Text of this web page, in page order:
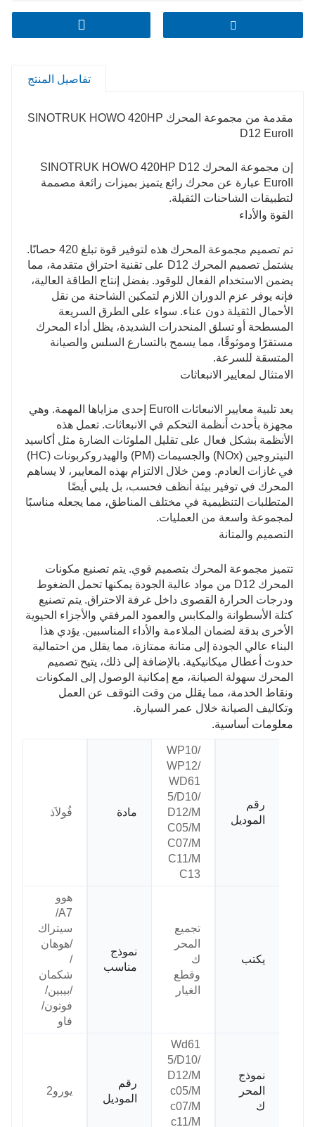
يقلل من التلوث البيئي، مما يجعله خيارًا صديقًا للبيئة مع
عالية الجودة، تتمتع مجموعة المحرك هذه بموثوقية ومتانة
العمل أثناء استخدام السيارة على المدى الطويل.
تفاصيل المنتج
مقدمة من مجموعة المحرك SINOTRUK HOWO 420HP
D12 EuroII
إن مجموعة المحرك SINOTRUK HOWO 420HP D12
EuroII عبارة عن محرك رائع يتميز بميزات رائعة مصممة
لتطبيقات الشاحنات الثقيلة.
القوة والأداء
تم تصميم مجموعة المحرك هذه لتوفير قوة تبلغ 420 حصانًا.
يشتمل تصميم المحرك D12 على تقنية احتراق متقدمة، مما
يضمن الاستخدام الفعال للوقود. بفضل إنتاج الطاقة العالية،
فإنه يوفر عزم الدوران اللازم لتمكين الشاحنة من نقل
الأحمال الثقيلة دون عناء. سواء على الطرق السريعة
المسطحة أو تسلق المنحدرات الشديدة، يظل أداء المحرك
مستقرًا وموثوقًا، مما يسمح بالتسارع السلس والصيانة
المتسقة للسرعة.
الامتثال لمعايير الانبعاثات
يعد تلبية معايير الانبعاثات EuroII إحدى مزاياها المهمة. وهي
مجهزة بأحدث أنظمة التحكم في الانبعاثات. تعمل هذه
الأنظمة بشكل فعال على تقليل الملوثات الضارة مثل أكاسيد
النيتروجين (NOx) والجسيمات (PM) والهيدروكربونات (HC)
في غازات العادم. ومن خلال الالتزام بهذه المعايير، لا يساهم
المحرك في توفير بيئة أنظف فحسب، بل يلبي أيضًا
المتطلبات التنظيمية في مختلف المناطق، مما يجعله مناسبًا
لمجموعة واسعة من العمليات.
التصميم والمتانة
تتميز مجموعة المحرك بتصميم قوي. يتم تصنيع مكونات
المحرك D12 من مواد عالية الجودة يمكنها تحمل الضغوط
ودرجات الحرارة القصوى داخل غرفة الاحتراق. يتم تصنيع
كتلة الأسطوانة والمكابس والعمود المرفقي والأجزاء الحيوية
الأخرى بدقة لضمان الملاءمة والأداء المناسبين. يؤدي هذا
البناء عالي الجودة إلى متانة ممتازة، مما يقلل من احتمالية
حدوث أعطال ميكانيكية. بالإضافة إلى ذلك، يتيح تصميم
المحرك سهولة الصيانة، مع إمكانية الوصول إلى المكونات
ونقاط الخدمة، مما يقلل من وقت التوقف عن العمل
وتكاليف الصيانة خلال عمر السيارة.
معلومات أساسية.
رقم
الموديل
WP10/
WP12/
WD61
5/D10/
D12/M
C05/M
C07/M
C11/M
C13
مادة فُولاَذ
يكتب
تجميع
المحر
ك
وقطع
الغيار
نموذج
مناسب
هوو
A7/
سيتراك
/هوهان
/
شكمان
/بيبين/
فوتون/
فاو
نموذج
المحر
ك
Wd61
5/D10/
D12/M
c05/M
c07/M
c11/M
رقم
الموديل
يورو2